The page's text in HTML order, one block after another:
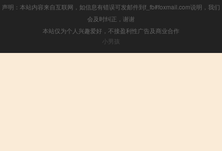
声明：本站内容来自互联网，如信息有错误可发邮件到f_fb#foxmail.com说明，我们
会及时纠正，谢谢
本站仅为个人兴趣爱好，不接盈利性广告及商业合作
小男孩